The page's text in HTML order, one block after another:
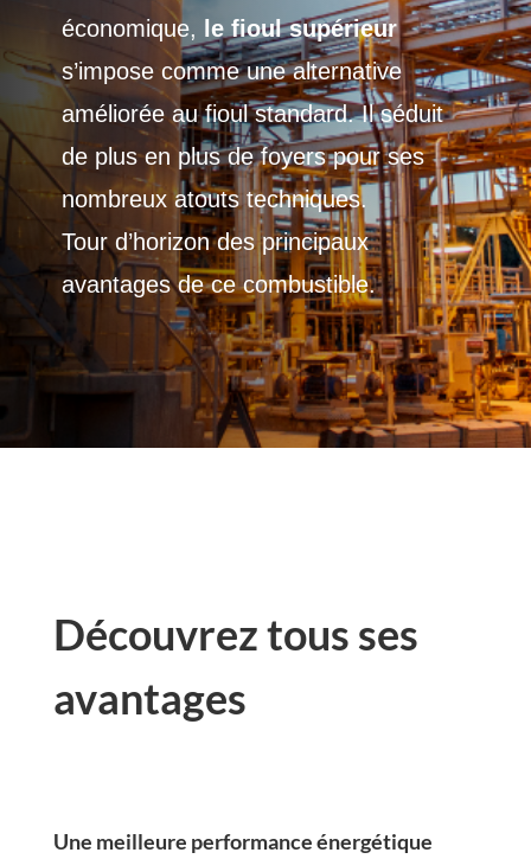
économique, le fioul supérieur
s’impose comme une alternative
améliorée au fioul standard. Il séduit
de plus en plus de foyers pour ses
nombreux atouts techniques.
Tour d’horizon des principaux
avantages de ce combustible.
Découvrez tous ses
avantages
Une meilleure performance énergétique